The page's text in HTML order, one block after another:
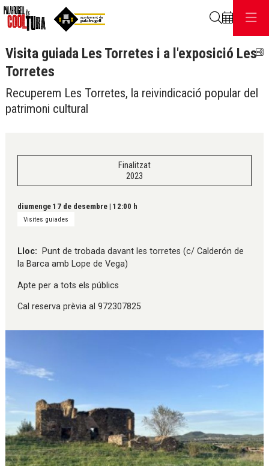
Visita guiada Les Torretes i a l'exposició Les
Torretes
Recuperem Les Torretes, la reivindicació popular del
patrimoni cultural
Finalitzat
2023
diumenge 17 de desembre | 12:00 h
Visites guiades
Lloc: Punt de trobada davant les torretes (c/ Calderón de
la Barca amb Lope de Vega)
Apte per a tots els públics
Cal reserva prèvia al 972307825